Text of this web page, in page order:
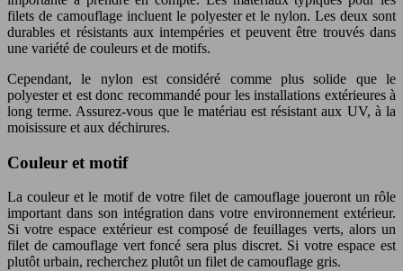
filets de camouflage incluent le polyester et le nylon. Les deux sont
durables et résistants aux intempéries et peuvent être trouvés dans
une variété de couleurs et de motifs.
Cependant, le nylon est considéré comme plus solide que le
polyester et est donc recommandé pour les installations extérieures à
long terme. Assurez-vous que le matériau est résistant aux UV, à la
moisissure et aux déchirures.
Couleur et motif
La couleur et le motif de votre filet de camouflage joueront un rôle
important dans son intégration dans votre environnement extérieur.
Si votre espace extérieur est composé de feuillages verts, alors un
filet de camouflage vert foncé sera plus discret. Si votre espace est
plutôt urbain, recherchez plutôt un filet de camouflage gris.